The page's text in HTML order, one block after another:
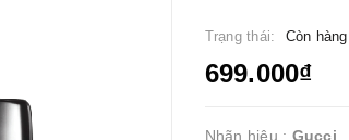
Trạng thái: Còn hàng
699.000₫
Nhãn hiệu : Gucci